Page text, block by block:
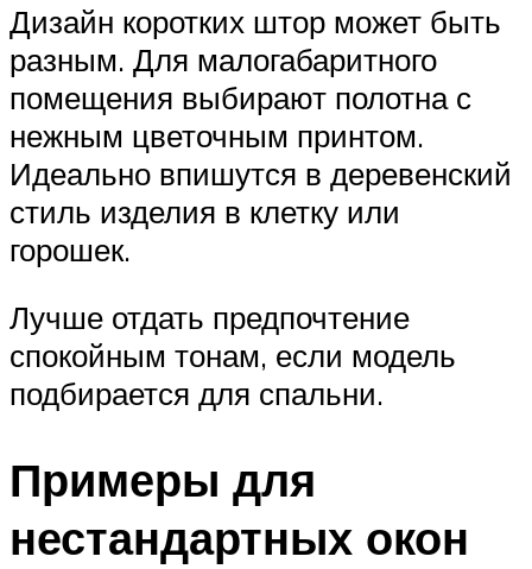
Дизайн коротких штор может быть
разным. Для малогабаритного
помещения выбирают полотна с
нежным цветочным принтом.
Идеально впишутся в деревенский
стиль изделия в клетку или
горошек.
Лучше отдать предпочтение
спокойным тонам, если модель
подбирается для спальни.
Примеры для
нестандартных окон